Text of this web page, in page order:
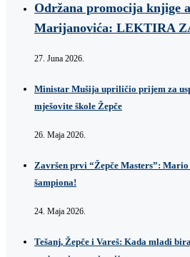
Održana promocija knjige
Marijanovića: LEKTIRA
27. Juna 2026.
Ministar Mušija upriličio prijem za
mješovite škole Žepče
26. Maja 2026.
Završen prvi “Žepče Masters”:
šampiona!
24. Maja 2026.
Tešanj, Žepče i Vareš: Kada mladi